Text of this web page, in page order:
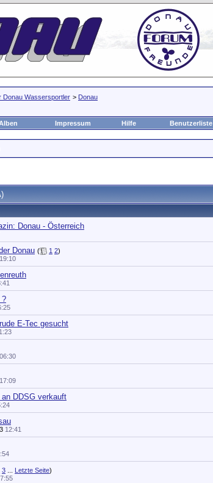
Donau Wassersportler > Donau
Impressum Hilfe Benutzerliste
Donau - Österreich
Donau ( 1 2)
19:10
?
E-Tec gesucht
06:30
17:09
DDSG verkauft
12:41
3 Letzte Seite)